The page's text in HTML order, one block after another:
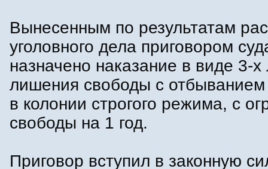
Вынесенным по результатам
уголовного дела приговором
назначено наказание в виде 3-х
лишения свободы с отбыванием
в колонии строгого режима, с
свободы на 1 год.
Приговор вступил в законную